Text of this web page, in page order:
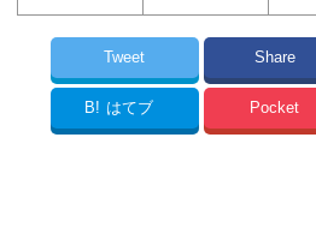
Tweet Share
B! はてブ Pocket